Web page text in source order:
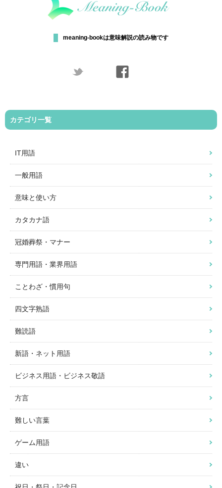
meaning-bookは意味解説の読み物です
カテゴリ一覧
IT用語
一般用語
意味と使い方
カタカナ語
冠婚葬祭・マナー
専門用語・業界用語
ことわざ・慣用句
四文字熟語
難読語
新語・ネット用語
ビジネス用語・ビジネス敬語
方言
難しい言葉
ゲーム用語
違い